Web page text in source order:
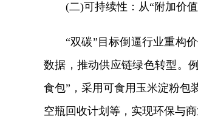
(二)可持续性：从“附加价
“双碳”目标倒逼行业重构
数据，推动供应链绿色转型。
食包”，采用可食用玉米淀粉包
空瓶回收计划等，实现环保与商